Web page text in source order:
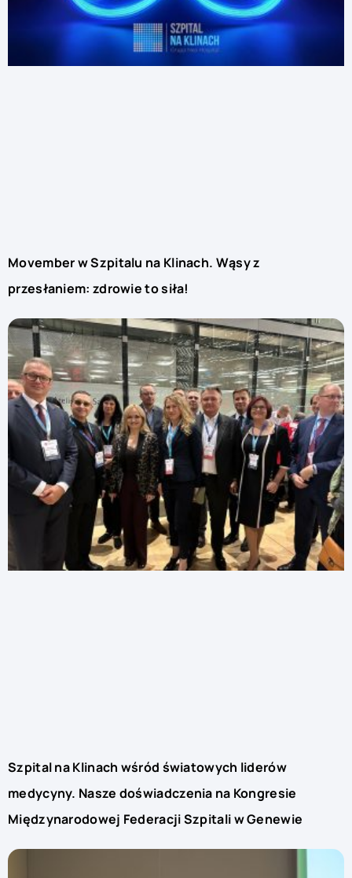
Movember w Szpitalu na Klinach. Wąsy z
przesłaniem: zdrowie to siła!
Szpital na Klinach wśród światowych liderów
medycyny. Nasze doświadczenia na Kongresie
Międzynarodowej Federacji Szpitali w Genewie